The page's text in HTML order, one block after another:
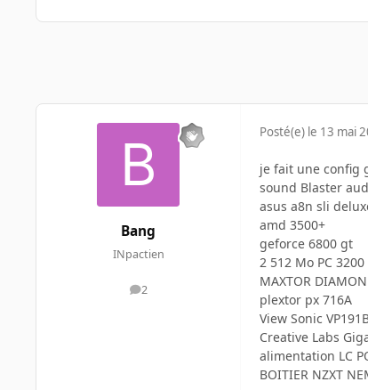
Bang
INpactien
2
messages
Posté(e) le 13 mai
je fait une config
sound Blaster
asus a8n sli
amd 3500+
geforce 6800 gt
2 512 Mo PC
MAXTOR
plextor px 716A
View Sonic
Creative Labs
alimentation LC
BOITIER NZXT